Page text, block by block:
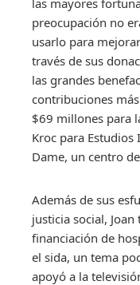
preocupación no
usarlo para
través de sus
las grandes
contribuciones
$69 millones para
Kroc para Estudios
Dame, un centro
Además de sus
justicia social,
financiación de
el sida, un tema
apoyó a la